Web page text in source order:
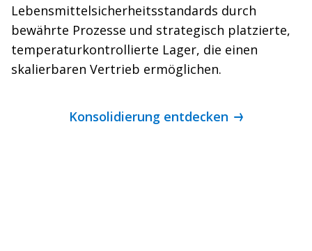
Lebensmittelsicherheitsstandards durch
bewährte Prozesse und strategisch platzierte,
temperaturkontrollierte Lager, die einen
skalierbaren Vertrieb ermöglichen.
Konsolidierung entdecken